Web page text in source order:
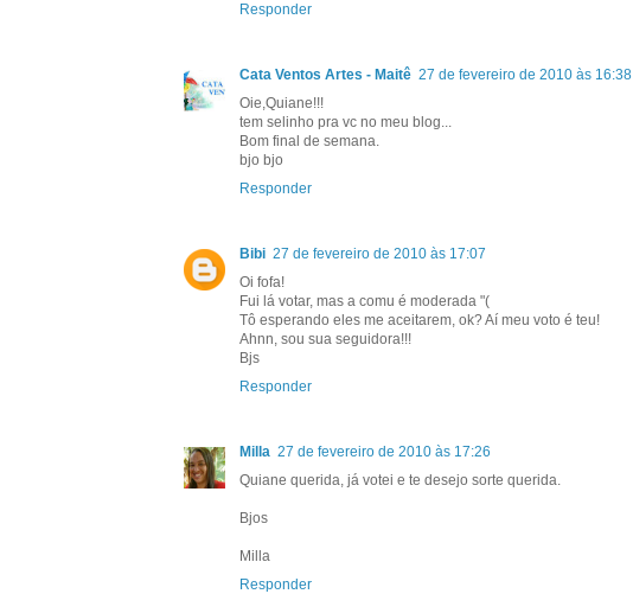
Responder
Cata Ventos Artes - Maitê 27 de fevereiro de 2010 às 16:38
Oie,Quiane!!!
tem selinho pra vc no meu blog...
Bom final de semana.
bjo bjo
Responder
Bibi 27 de fevereiro de 2010 às 17:07
Oi fofa!
Fui lá votar, mas a comu é moderada "(
Tô esperando eles me aceitarem, ok? Aí meu voto é teu!
Ahnn, sou sua seguidora!!!
Bjs
Responder
Milla 27 de fevereiro de 2010 às 17:26
Quiane querida, já votei e te desejo sorte querida.
Bjos
Milla
Responder